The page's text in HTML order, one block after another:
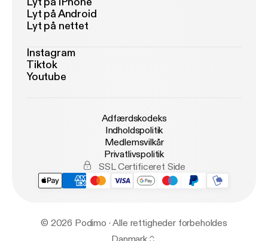
Lyt på Android
Lyt på nettet
Instagram
Tiktok
Youtube
Adfærdskodeks
Indholdspolitik
Medlemsvilkår
Privatlivspolitik
SSL Certificeret Side
© 2026 Podimo · Alle rettigheder forbeholdes